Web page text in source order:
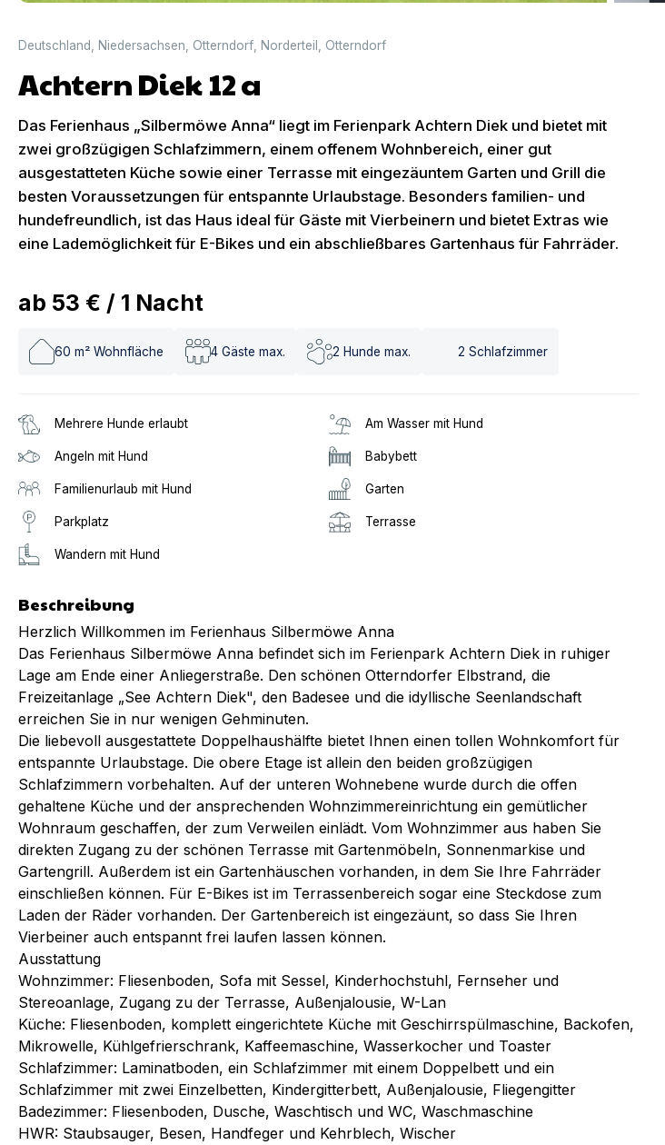
Deutschland Niedersachsen Otterndorf Norderteil Otterndorf
Achtern Diek 12 a
Das Ferienhaus „Silbermöwe Anna“ liegt im Ferienpark Achtern Diek und bietet mit
zwei großzügigen Schlafzimmern, einem offenem Wohnbereich, einer gut
ausgestatteten Küche sowie einer Terrasse mit eingezäuntem Garten und Grill die
besten Voraussetzungen für entspannte Urlaubstage. Besonders familien- und
hundefreundlich, ist das Haus ideal für Gäste mit Vierbeinern und bietet Extras wie
eine Lademöglichkeit für E-Bikes und ein abschließbares Gartenhaus für Fahrräder.
ab 53 € / 1 Nacht
60 m² Wohnfläche 4 Gäste max. 2 Hunde max. 2 Schlafzimmer
Mehrere Hunde erlaubt Am Wasser mit Hund
Angeln mit Hund Babybett
Familienurlaub mit Hund Garten
Parkplatz Terrasse
Wandern mit Hund
Beschreibung
Herzlich Willkommen im Ferienhaus Silbermöwe Anna
Das Ferienhaus Silbermöwe Anna befindet sich im Ferienpark Achtern Diek in ruhiger
Lage am Ende einer Anliegerstraße. Den schönen Otterndorfer Elbstrand, die
Freizeitanlage „See Achtern Diek", den Badesee und die idyllische Seenlandschaft
erreichen Sie in nur wenigen Gehminuten.
Die liebevoll ausgestattete Doppelhaushälfte bietet Ihnen einen tollen Wohnkomfort für
entspannte Urlaubstage. Die obere Etage ist allein den beiden großzügigen
Schlafzimmern vorbehalten. Auf der unteren Wohnebene wurde durch die offen
gehaltene Küche und der ansprechenden Wohnzimmereinrichtung ein gemütlicher
Wohnraum geschaffen, der zum Verweilen einlädt. Vom Wohnzimmer aus haben Sie
direkten Zugang zu der schönen Terrasse mit Gartenmöbeln, Sonnenmarkise und
Gartengrill. Außerdem ist ein Gartenhäuschen vorhanden, in dem Sie Ihre Fahrräder
einschließen können. Für E-Bikes ist im Terrassenbereich sogar eine Steckdose zum
Laden der Räder vorhanden. Der Gartenbereich ist eingezäunt, so dass Sie Ihren
Vierbeiner auch entspannt frei laufen lassen können.
Ausstattung
Wohnzimmer: Fliesenboden, Sofa mit Sessel, Kinderhochstuhl, Fernseher und
Stereoanlage, Zugang zu der Terrasse, Außenjalousie, W-Lan
Küche: Fliesenboden, komplett eingerichtete Küche mit Geschirrspülmaschine, Backofen,
Mikrowelle, Kühlgefrierschrank, Kaffeemaschine, Wasserkocher und Toaster
Schlafzimmer: Laminatboden, ein Schlafzimmer mit einem Doppelbett und ein
Schlafzimmer mit zwei Einzelbetten, Kindergitterbett, Außenjalousie, Fliegengitter
Badezimmer: Fliesenboden, Dusche, Waschtisch und WC, Waschmaschine
HWR: Staubsauger, Besen, Handfeger und Kehrblech, Wischer